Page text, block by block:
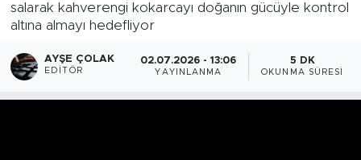
salarak kahverengi kokarcayı doğanın gücüyle kontrol
altına almayı hedefliyor
AYŞE ÇOLAK
EDITÖR
02.07.2026 - 13:06
YAYINLANMA
5 DK
OKUNMA SÜRESI
Tüm Manşetler
Son Dakika Haberleri